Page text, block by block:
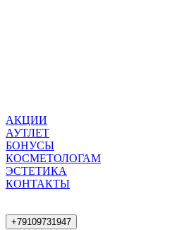
АКЦИИ
АУТЛЕТ
БОНУСЫ
КОСМЕТОЛОГАМ
ЭСТЕТИКА
КОНТАКТЫ
+79109731947